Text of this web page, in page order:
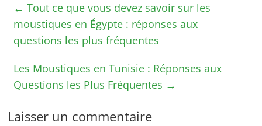
← Tout ce que vous devez savoir sur les
moustiques en Égypte : réponses aux
questions les plus fréquentes
Les Moustiques en Tunisie : Réponses aux
Questions les Plus Fréquentes →
Laisser un commentaire